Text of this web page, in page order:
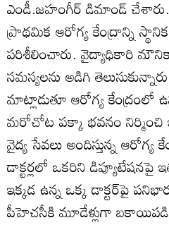
ఎండీ.జహంగీర్‌ డిమాండ్‌
ప్రాథమిక ఆరోగ్య కేంద్రాన్ని
పరిశీలించారు. వైద్యాధికారి
సమస్యలను అడిగి
మాట్లాడుతూ ఆరోగ్య కేంద్రంలో
మరోచోట పక్కా భవనం నిర్మించి
వైద్య సేవలు అందిస్తున్న ఆరోగ్య
డాక్టర్లలో ఒకరిని డిప్యూటేషనపై
ఇక్కడ ఉన్న ఒక్క డాక్టర్‌పై
పీహెచసీకి మూడేళ్లుగా